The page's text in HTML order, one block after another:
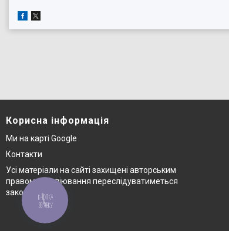
Корисна інформація
Ми на карті Google
Контакти
Усі матеріали на сайті захищені авторським
правом © копіювання переслідуватиметься
закономКНОПКА
ЗВ'ЯЗКУ